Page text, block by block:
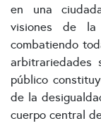
en una
visiones de la
combatiendo
arbitrariedades
público
de la
cuerpo central